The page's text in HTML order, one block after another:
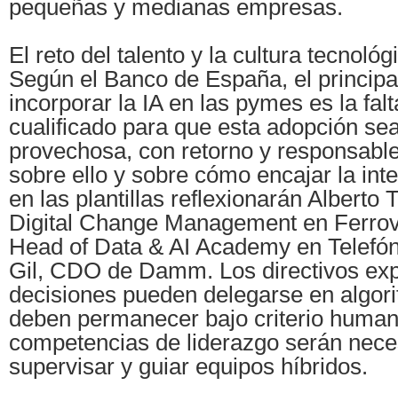
pequeñas y medianas empresas.
El reto del talento y la cultura
Según el Banco de España, el
incorporar la IA en las pymes es la
cualificado para que esta adopción
provechosa, con retorno y
sobre ello y sobre cómo encajar la
en las plantillas reflexionarán Alberto
Digital Change Management en
Head of Data & AI Academy en
Gil, CDO de Damm. Los directivos
decisiones pueden delegarse en
deben permanecer bajo criterio
competencias de liderazgo serán
supervisar y guiar equipos híbridos.